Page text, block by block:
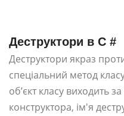
Деструктори в C #
Деструктори якраз
спеціальний метод
об’єкт класу виходить
конструктора, ім'я